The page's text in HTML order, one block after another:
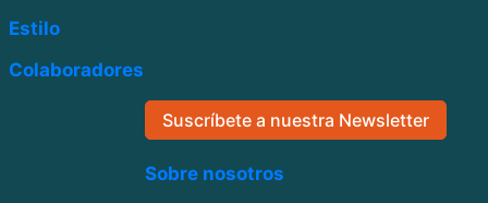
Estilo
Colaboradores
Suscríbete a nuestra Newsletter
Sobre nosotros